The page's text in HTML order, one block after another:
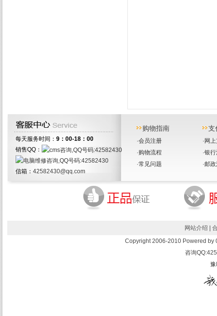
每天服务时间： 9：00-18：00
销售QQ：
信箱： 42582430@qq.com
购物指南
·会员注册
·购物流程
·常见问题
支
· 网
·银
·邮
网站介绍
Copyright 2006-2010 Powered by
咨询